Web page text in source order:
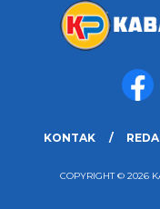
KONTAK
COPYRIGHT © 2026